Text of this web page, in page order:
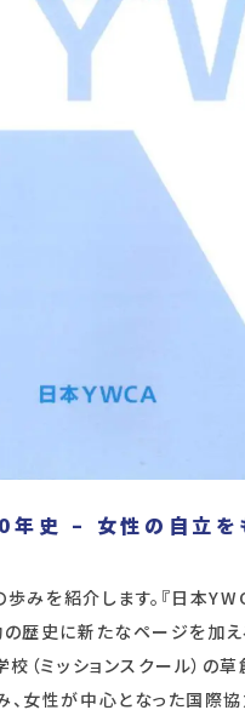
史 – 女性の自立を
みを紹介します。『日本
の歴史に新たなページを加
校（ミッションスクール）の
女性が中心となった国際